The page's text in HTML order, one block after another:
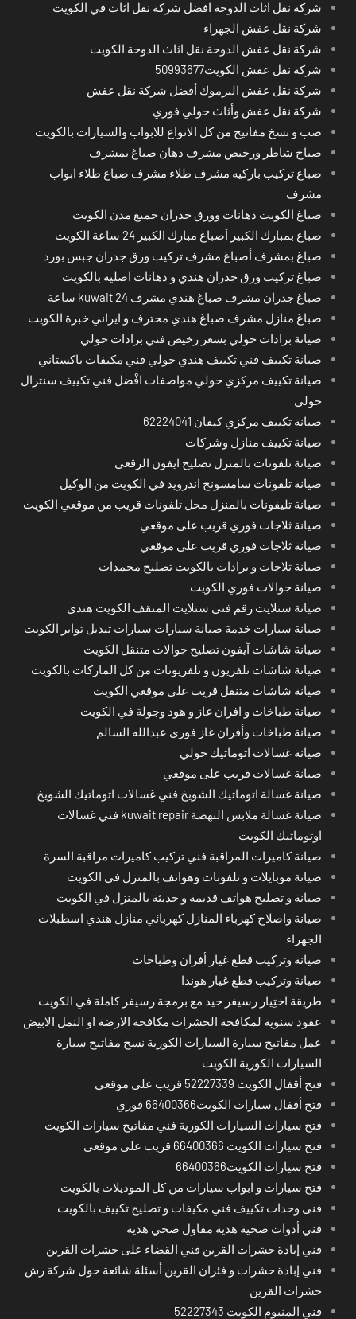
شركة نقل اثاث الدوحة افضل شركة نقل اثاث في الكويت
شركة نقل عفش الجهراء
شركة نقل عفش الدوحة نقل اثاث الدوحة الكويت
شركة نقل عفش الكويت50993677
شركة نقل عفش اليرموك أفضل شركة نقل عفش
شركة نقل عفش وأثاث حولي فوري
صب و نسخ مفاتيح من كل الانواع للابواب والسيارات بالكويت
صباخ شاطر ورخيص مشرف دهان صباغ بمشرف
صباع تركيب باركيه مشرف طلاء مشرف صباغ طلاء ابواب
مشرف
صباغ الكويت دهانات وورق جدران جميع مدن الكويت
صباغ بمبارك الكبير أصباغ مبارك الكبير 24 ساعة الكويت
صباغ بمشرف أصباغ مشرف تركيب ورق جدران جبس بورد
صباغ تركيب ورق جدران هندي و دهانات اصلية بالكويت
صباغ جدران مشرف صباغ هندي مشرف kuwait 24 ساعة
صباغ منازل مشرف صباغ هندي محترف و ايراني خبرة الكويت
صيانة برادات حولي بسعر رخيص فني برادات حولي
صيانة تكييف فني تكييف هندي حولي فني مكيفات باكستاني
صيانة تكييف مركزي حولي مواصفات افْضل فني تكييف سنترال
حولي
صيانة تكييف مركزي كيفان 62224041
صيانة تكييف منازل وشركات
صيانة تلفونات بالمنزل تصليح ايفون الرقعي
صيانة تلفونات سامسونج اندرويد في الكويت من الوكيل
صيانة تليفونات بالمنزل محل تلفونات قريب من موقعي الكويت
صيانة ثلاجات فوري قريب على موقعي
صيانة ثلاجات فوري قريب على موقعي
صيانة ثلاجات و برادات بالكويت تصليح مجمدات
صيانة جوالات فوري الكويت
صيانة ستلايت رقم فني ستلايت المنقف الكويت هندي
صيانة سيارات خدمة صيانة سيارات سيارات تبديل تواير الكويت
صيانة شاشات آيفون تصليح جوالات متنقل الكويت
صيانة شاشات تلفزيون و تلفزيونات من كل الماركات بالكويت
صيانة شاشات متنقل قريب على موقعي الكويت
صيانة طباخات و افران غاز و هود وجولة في الكويت
صيانة طباخات وأفران غاز فوري عبدالله السالم
صيانة غسالات اتوماتيك حولي
صيانة غسالات قريب على موقعي
صيانة غسالة اتوماتيك الشويخ فني غسالات اتوماتيك الشويخ
صيانة غسالة ملابس النهضة kuwait repair فني غسالات
اوتوماتيك الكويت
صيانة كاميرات المراقبة فني تركيب كاميرات مراقبة السرة
صيانة موبايلات و تلفونات وهواتف بالمنزل في الكويت
صيانة و تصليح هواتف قديمة و حديثة بالمنزل في الكويت
صيانة واصلاح كهرباء المنازل كهربائي منازل هندي اسطبلات
الجهراء
صيانة وتركيب قطع غيار أفران وطباخات
صيانة وتركيب قطع غيار هوندا
طريقة اختِيار رسيفر جيد مع برمجة رسيفر كاملة في الكويت
عقود سنوية لمكافحة الحشرات مكافحة الارضة او النمل الابيض
عمل مفاتيح سيارة السيارات الكورية نسخ مفاتيح سيارة
السيارات الكورية الكويت
فتح أقفال الكويت 52227339 قريب على موقعي
فتح أقفال سيارات الكويت66400366 فوري
فتح سيارات السيارات الكورية فني مفاتيح سيارات الكويت
فتح سيارات الكويت 66400366 قريب على موقعي
فتح سيارات الكويت66400366
فتح سيارات و ابواب سيارات من كل الموديلات بالكويت
فنى وحدات تكييف فني مكيفات و تصليح تكييف بالكويت
فني أدوات صحية هدية مقاول صحي هدية
فني إبادة حشرات القرين فني القضاء على حشرات القرين
فني إبادة حشرات و فئران القرين أسئلة شائعة حول شركة رش
حشرات القرين
فني المنيوم الكويت 52227343